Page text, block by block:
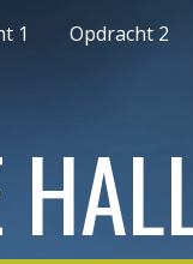
Skip
1 Opdracht 2